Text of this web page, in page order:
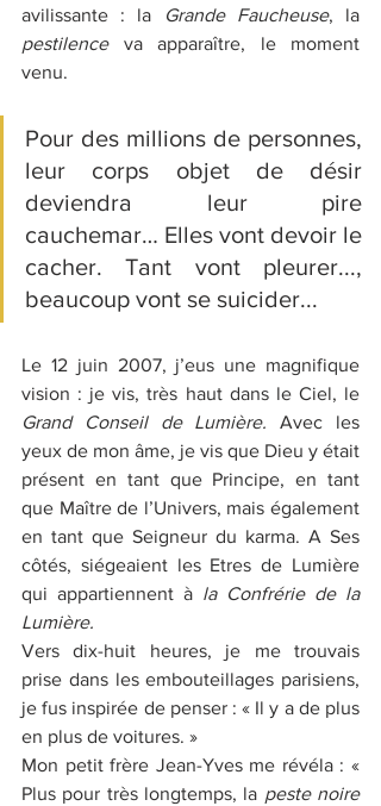
avilissante : la
Grande Faucheuse
pestilence va apparaître, le moment
venu.
Pour des millions de personnes,
leur corps objet de désir
deviendra leur pire
cauchemar… Elles vont devoir le
cacher. Tant vont pleurer...,
beaucoup vont se suicider...
Le 12 juin 2007, j’eus une magnifique
vision : je vis, très haut dans le Ciel, le
Grand Conseil de Lumière. Avec les
yeux de mon âme, je vis que Dieu y était
présent en tant que Principe, en tant
que Maître de l’Univers, mais également
en tant que Seigneur du karma. A Ses
côtés, siégeaient les Etres de Lumière
qui appartiennent à la Confrérie de la
Lumière.
Vers dix-huit heures, je me trouvais
prise dans les embouteillages parisiens,
je fus inspirée de penser : « Il y a de plus
en plus de voitures. »
Mon petit frère Jean-Yves me révéla : «
Plus pour très longtemps, la peste noire